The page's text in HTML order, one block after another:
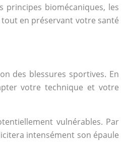
principes biomécaniques, les
en préservant votre santé
des blessures sportives. En
votre technique et votre
vulnérables. Par
intensément son épaule